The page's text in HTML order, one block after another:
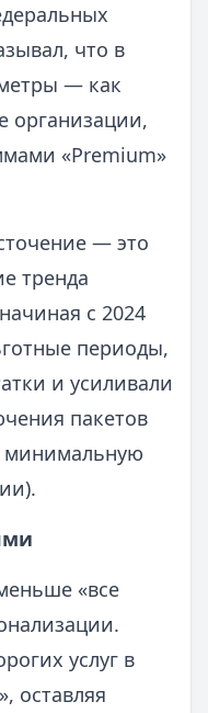
что в
— как
организации,
«Premium»
— это
тренда
с 2024
периоды,
и усиливали
пакетов
минимальную
«все
услуг в
оставляя